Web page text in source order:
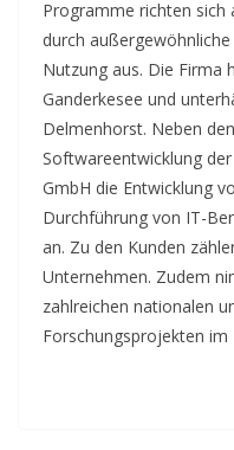
Programme richten sich
durch
Nutzung aus. Die Firma
Ganderkesee und
Delmenhorst. Neben
Softwareentwicklung
GmbH die Entwicklung
Durchführung von IT-
an. Zu den Kunden
Unternehmen. Zudem
zahlreichen nationalen
Forschungsprojekten im